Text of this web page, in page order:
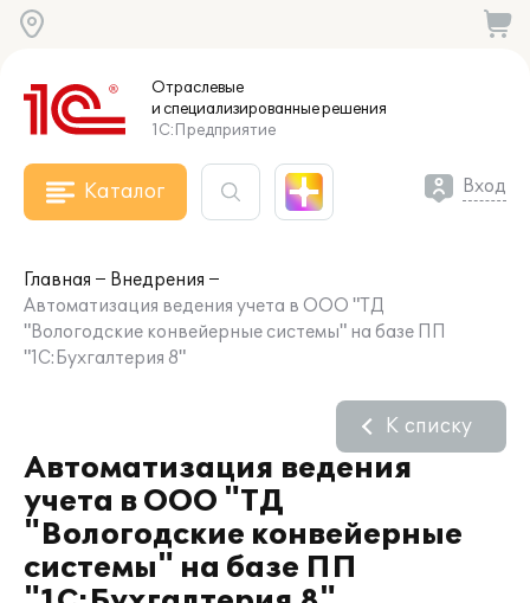
Отраслевые
и специализированныерешения
1С:Предприятие
Каталог Вход
Главная
Внедрения
Автоматизация ведения учета в ООО "ТД
"Вологодские конвейерные системы" на базе ПП
"1С:Бухгалтерия 8"
Автоматизация ведения
учета в ООО "ТД
"Вологодские конвейерные
системы" на базе ПП
К списку